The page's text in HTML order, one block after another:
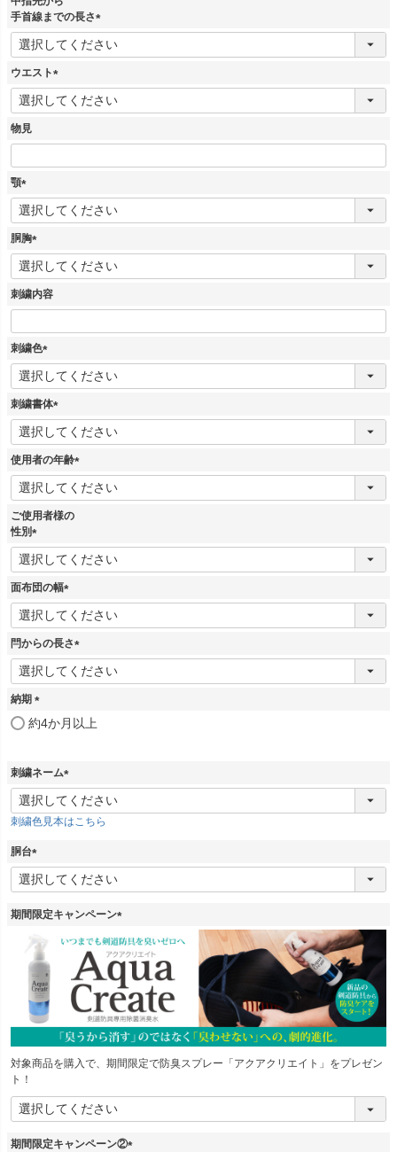
手首線までの長さ
(
必
ウエスト
(
必
物見
顎
(
必
須
胴胸
(
必
須
刺繍内容
刺繍色
(
必
須
刺繍書体
(
必
須
使用者の年齢
(
必
ご使用者様の
性別
(
必
須
面布団の幅
(
必
須
閂からの長さ
(
必
納期
(
)
約4か月以上
刺繍ネーム
(
必
須
刺繍色見本はこちら
胴台
(
必
)
期間限定キャンペーン
必
須
)
対象商品を購入で、期間限定で防臭スプレー「アクアクリエイト」をプレゼン
ト！
期間限定キャンペーン②